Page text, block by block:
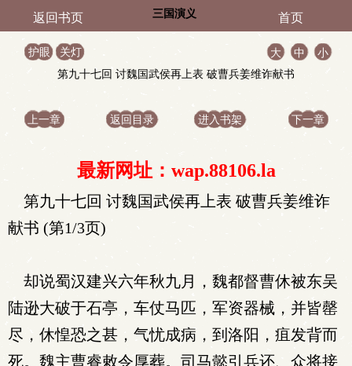
返回书页 三国演义 首页
护眼 关灯 大 中
小
第九十七回 讨魏国武侯再上表 破曹兵姜维诈献书
上一章 返回目录 进入书架 下一章
最新网址：wap.88106.la
第九十七回 讨魏国武侯再上表 破曹兵姜维诈
献书 (第1/3页)
却说蜀汉建兴六年秋九月，魏都督曹休被东吴
陆逊大破于石亭，车仗马匹，军资器械，并皆罄
尽，休惶恐之甚，气忧成病，到洛阳，疽发背而
死。魏主曹睿敕令厚葬。司马懿引兵还、众将接